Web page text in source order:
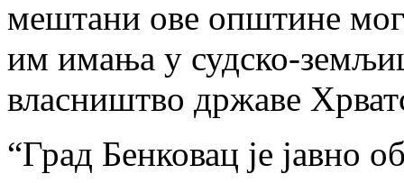
мештани ове општине
им имања у судско-
власништво државе
“Град Бенковац је јавно